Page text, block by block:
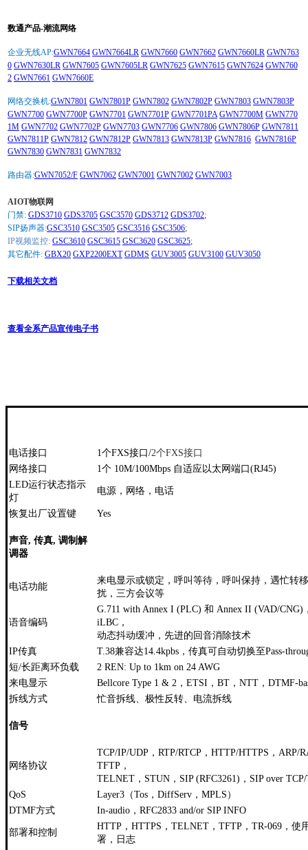
数通产品-潮流网络
企业无线AP:GWN7664 GWN7664LR GWN7660 GWN7662 GWN7660LR GWN763
0 GWN7630LR GWN7605 GWN7605LR GWN7625 GWN7615 GWN7624 GWN760
2 GWN7661 GWN7660E
网络交换机:GWN7801 GWN7801P GWN7802 GWN7802P GWN7803 GWN7803P
GWN7700 GWN7700P GWN7701 GWN7701P GWN7701PA GWN7700M GWN770
1M GWN7702 GWN7702P GWN7703 GWN7706 GWN7806 GWN7806P GWN7811
GWN7811P GWN7812 GWN7812P GWN7813 GWN7813P GWN7816 GWN7816P
GWN7830 GWN7831 GWN7832
路由器:GWN7052/F GWN7062 GWN7001 GWN7002 GWN7003
AIOT物联网
门禁: GDS3710 GDS3705 GSC3570 GDS3712 GDS3702;
SIP扬声器:GSC3510 GSC3505 GSC3516 GSC3506;
IP视频监控: GSC3610 GSC3615 GSC3620 GSC3625;
其它配件: GBX20 GXP2200EXT GDMS GUV3005 GUV3100 GUV3050
下载相关文档
查看全系产品宣传电子书
电话接口 1个FXS接口/2个FXS接口
网络接口
1个 10M/100Mbps 自适应以太网端口(RJ45)
LED运行状态指示
灯
电源，网络，电话
恢复出厂设置键 Yes
声音, 传真, 调制解
调器
电话功能
来电显示或锁定，呼叫等待，呼叫保持，遇忙转
扰，三方会议等
语音编码
G.711 with Annex I (PLC) 和 Annex II (VAD/CNG)
iLBC，
动态抖动缓冲，先进的回音消除技术
IP传真
T.38兼容达14.4kpbs，传真可自动切换至Pass-
短/长距离环负载
2 REN: Up to 1km on 24 AWG
来电显示
Bellcore Type 1 & 2，ETSI，BT，NTT，DTMF-
拆线方式
忙音拆线、极性反转、电流拆线
信号
网络协议
TCP/IP/UDP，RTP/RTCP，HTTP/HTTPS，ARP/
TFTP，
TELNET，STUN，SIP (RFC3261)，SIP over
QoS
Layer3（Tos，DiffServ，MPLS）
DTMF方式
In-audio，RFC2833 and/or SIP INFO
部署和控制
HTTP，HTTPS，TELNET，TFTP，TR-069，使
署，日志